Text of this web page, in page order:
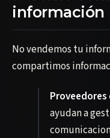
información
No vendemos tu
compartimos
Proveedores
ayudan a